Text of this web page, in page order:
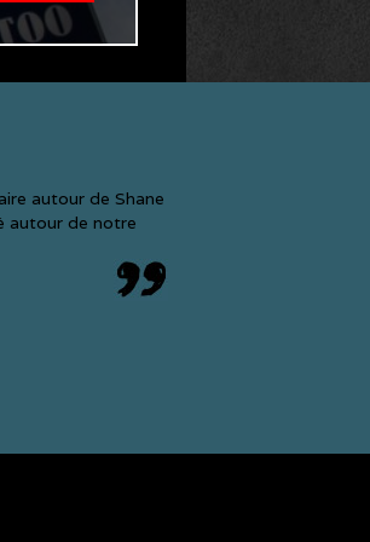
autour de Shane
autour de notre